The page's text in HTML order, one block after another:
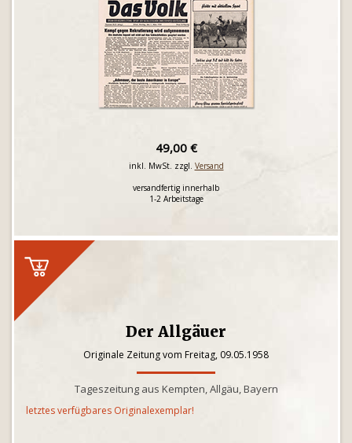
49,00 €
inkl. MwSt. zzgl. Versand
versandfertig innerhalb
1-2 Arbeitstage
Der Allgäuer
Originale Zeitung vom Freitag, 09.05.1958
Tageszeitung aus Kempten, Allgäu, Bayern
letztes verfügbares Originalexemplar!